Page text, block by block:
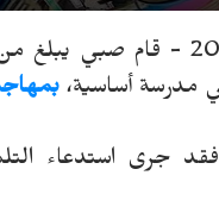
مدرسة أساسية،
جرى استدعاء